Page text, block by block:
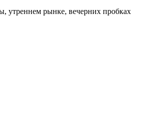
утреннем рынке, вечерних пробках